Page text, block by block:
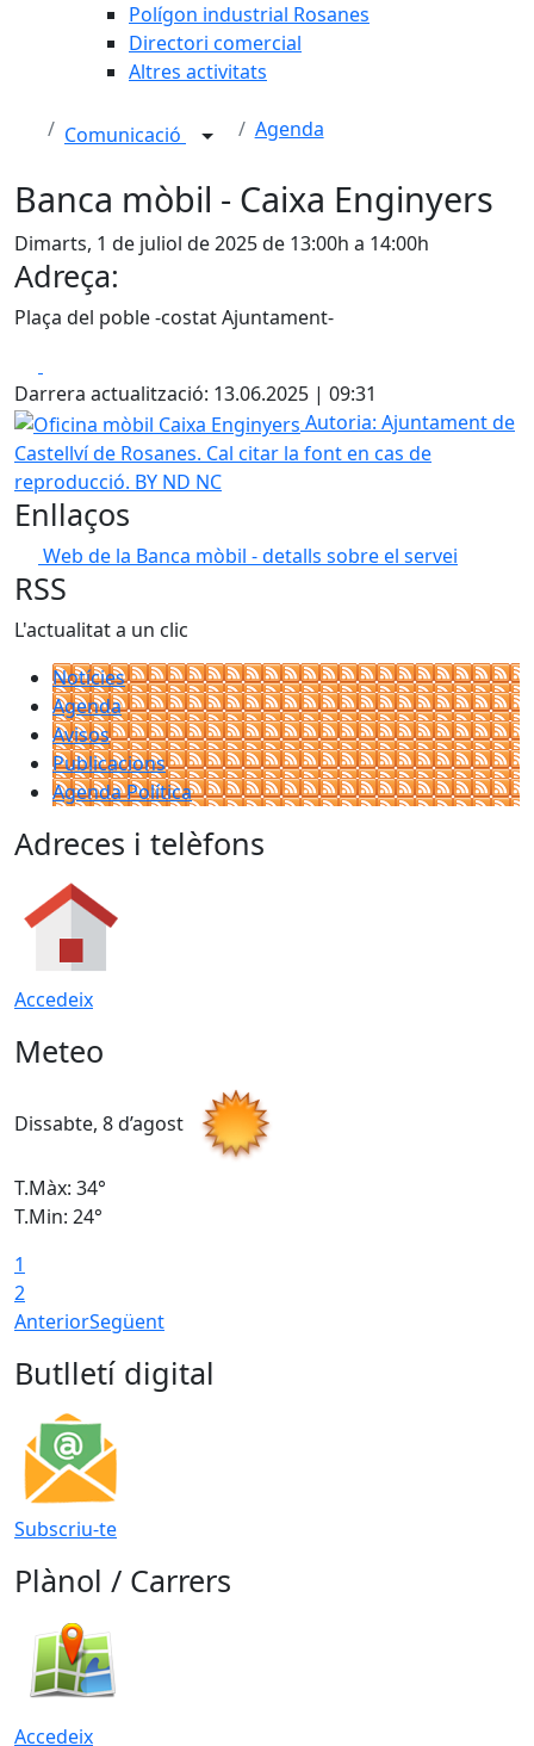
Polígon industrial Rosanes
Directori comercial
Altres activitats
Comunicació Agenda
Banca mòbil - Caixa Enginyers
Dimarts, 1 de juliol de 2025 de 13:00h a 14:00h
Adreça:
Plaça del poble -costat Ajuntament-
Darrera actualització: 13.06.2025 | 09:31
Oficina mòbil Caixa Enginyers
Autoria: Ajuntament de
Castellví de Rosanes. Cal citar la font en cas de
reproducció. BY ND NC
Enllaços
Web de la Banca mòbil - detalls sobre el servei
RSS
L'actualitat a un clic
Notícies
Agenda
Avisos
Publicacions
Agenda Política
Adreces i telèfons
Accedeix
Meteo
Dissabte, 8 d’agost
T.Màx: 34°
T.Min: 24°
1
2
AnteriorSegüent
Butlletí digital
Subscriu-te
Plànol / Carrers
Accedeix